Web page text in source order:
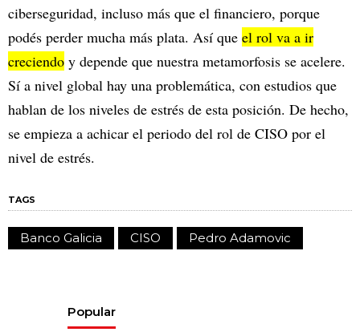
ciberseguridad, incluso más que el financiero, porque
podés perder mucha más plata. Así que el rol va a ir
creciendo y depende que nuestra metamorfosis se acelere.
Sí a nivel global hay una problemática, con estudios que
hablan de los niveles de estrés de esta posición. De hecho,
se empieza a achicar el periodo del rol de CISO por el
nivel de estrés.
TAGS
Banco Galicia CISO Pedro Adamovic
Popular